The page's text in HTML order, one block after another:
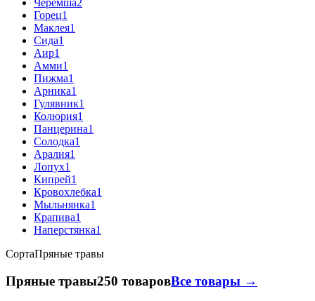
Черемша2
Горец1
Маклея1
Сида1
Аир1
Амми1
Пижма1
Арника1
Гулявник1
Колюрия1
Панцерина1
Солодка1
Аралия1
Лопух1
Кипрей1
Кровохлебка1
Мыльнянка1
Крапива1
Наперстянка1
СортаПряные травы
Пряные травы250 товаровВсе товары →